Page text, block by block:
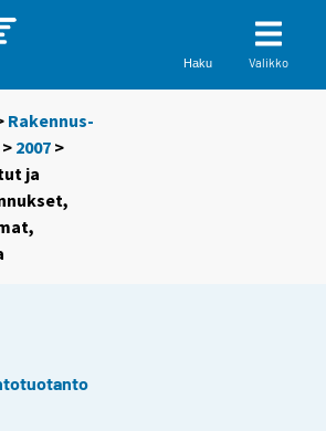
Haku Valikko
Rakennus-
> 2007 >
ja